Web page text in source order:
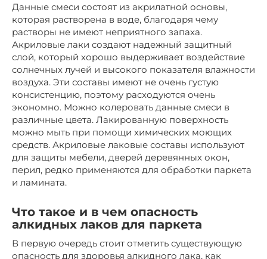
Данные смеси состоят из акрилатной основы,
которая растворена в воде, благодаря чему
растворы не имеют неприятного запаха.
Акриловые лаки создают надежный защитный
слой, который хорошо выдерживает воздействие
солнечных лучей и высокого показателя влажности
воздуха. Эти составы имеют не очень густую
консистенцию, поэтому расходуются очень
экономно. Можно колеровать данные смеси в
различные цвета. Лакированную поверхность
можно мыть при помощи химических моющих
средств. Акриловые лаковые составы используют
для защиты мебели, дверей деревянных окон,
перил, редко применяются для обработки паркета
и ламината.
Что такое и в чем опасность
алкидных лаков для паркета
В первую очередь стоит отметить существующую
опасность для здоровья алкидного лака, как